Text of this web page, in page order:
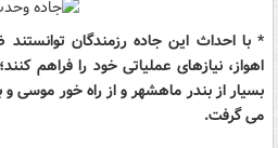
* با احداث این جاده رزمندگان
اهواز، نیازهای عملیاتی خود را فراهم
بسیار از بندر ماهشهر و از راه خور موسی
می گرفت.